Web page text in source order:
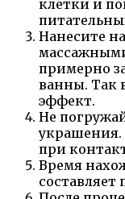
клетки и
Нанесите
примерно
ванны. Так
эффект.
Не
украшения.
при
Время
составляет